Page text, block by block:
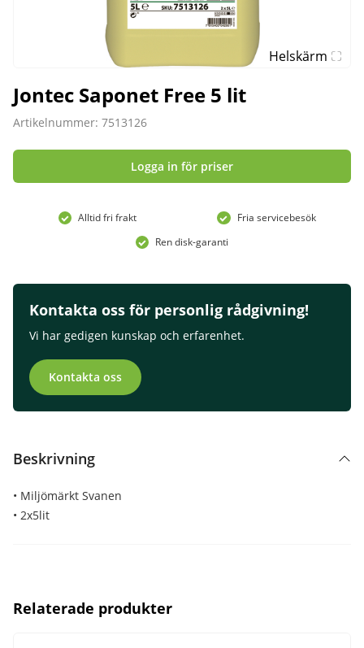
Helskärm
Jontec Saponet Free 5 lit
Artikelnummer: 7513126
Logga in för priser
Alltid fri frakt
Fria servicebesök
Ren disk-garanti
Kontakta oss för personlig rådgivning!
Vi har gedigen kunskap och erfarenhet.
Kontakta oss
Beskrivning
• Miljömärkt Svanen
• 2x5lit
Relaterade produkter